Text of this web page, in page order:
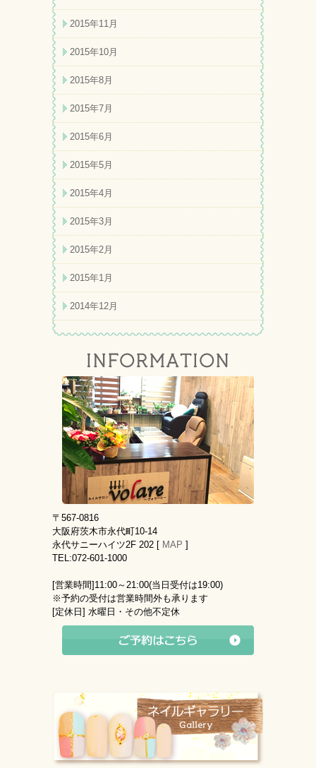
2015年11月
2015年10月
2015年8月
2015年7月
2015年6月
2015年5月
2015年4月
2015年3月
2015年2月
2015年1月
2014年12月
〒567-0816
大阪府茨木市永代町10-14
永代サニーハイツ2F 202 [ MAP ]
TEL:072-601-1000
[営業時間] 11:00～21:00(当日受付は19:00)
※予約の受付は営業時間外も承ります
[定休日] 水曜日・その他不定休